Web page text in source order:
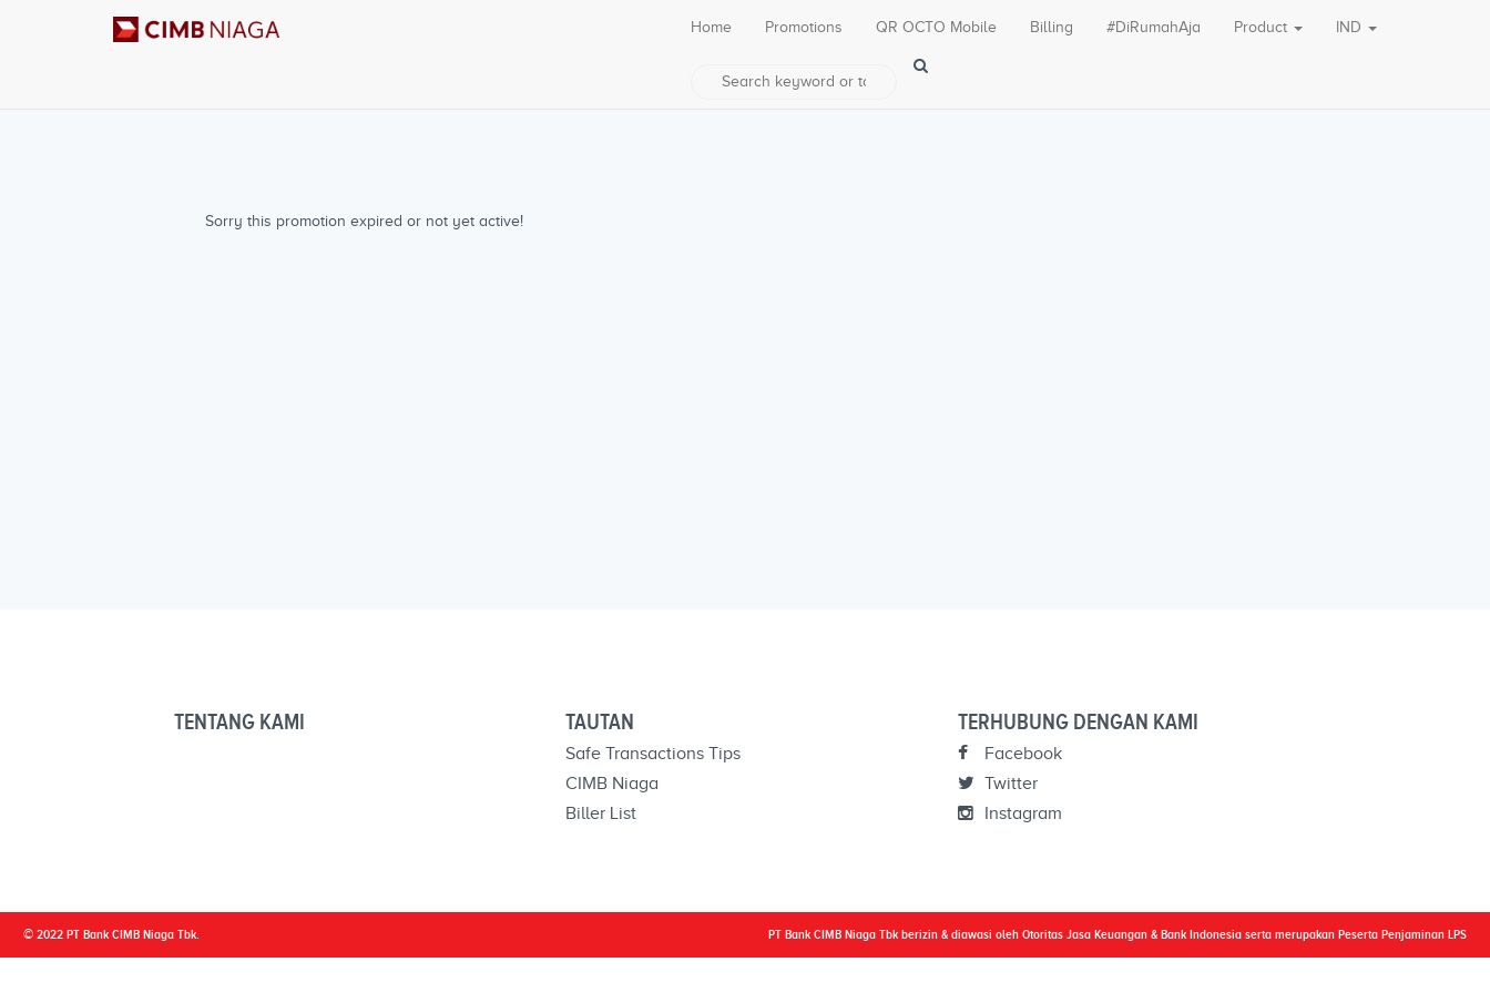
Sorry this promotion expired or not yet active!
Home Promotions QR OCTO Mobile Billing #DiRumahAja Product IND
TENTANG KAMI TAUTAN
Safe Transactions Tips
CIMB Niaga
Biller List
TERHUBUNG DENGAN KAMI
Facebook
Twitter
Instagram
© 2022 PT Bank CIMB Niaga Tbk. PT Bank CIMB Niaga Tbk berizin & diawasi oleh Otoritas Jasa Keuangan & Bank Indonesia serta merupakan Peserta Penjaminan LPS